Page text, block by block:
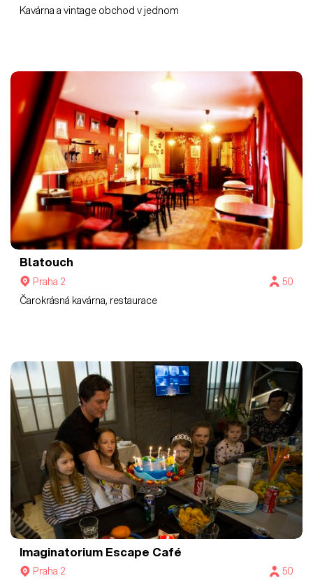
Kavárna a vintage obchod v jednom
Blatouch
Praha 2
50
Čarokrásná kavárna, restaurace
Imaginatorium Escape Café
Praha 2
50